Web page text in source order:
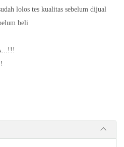
lolos tes kualitas sebelum dijual
beli